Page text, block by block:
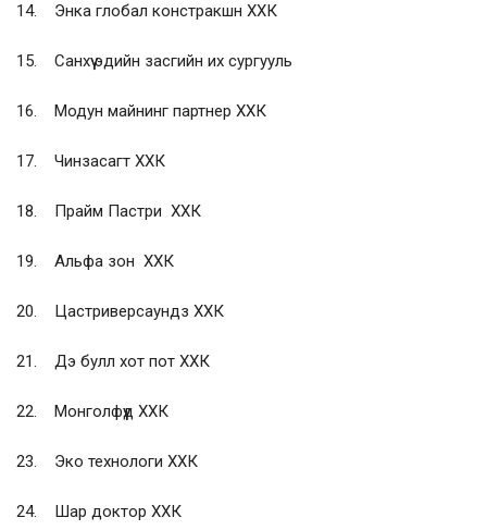
14. Энка глобал констракшн ХХК
15. Санхүү эдийн засгийн их сургууль
16. Модун майнинг партнер ХХК
17. Чинзасагт ХХК
18. Прайм Пастри ХХК
19. Альфа зон ХХК
20. Цастриверсаундз ХХК
21. Дэ булл хот пот ХХК
22. Монголфүүд ХХК
23. Эко технологи ХХК
24. Шар доктор ХХК